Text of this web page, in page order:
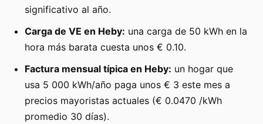
significativo al año.
Carga de VE en Heby: una carga de 50 kWh en la
hora más barata cuesta unos € 0.10.
Factura mensual típica en Heby: un hogar que
usa 5 000 kWh/año paga unos € 3 este mes a
precios mayoristas actuales (€ 0.0470 /kWh
promedio 30 días).